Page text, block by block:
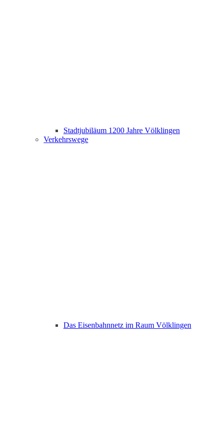
Stadtjubiläum 1200 Jahre Völklingen
Verkehrswege
Das Eisenbahnnetz im Raum Völklingen